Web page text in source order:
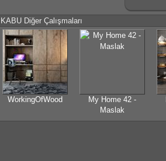
KABU Diğer Çalışmaları
WorkingOfWood
My Home 42 -
Maslak